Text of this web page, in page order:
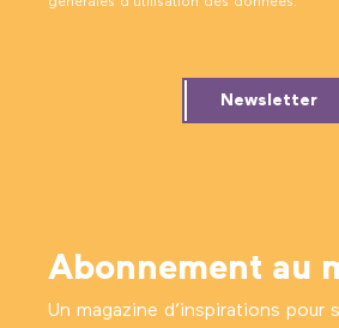
Newsletter
Abonnement au
Un magazine d’inspirations pour